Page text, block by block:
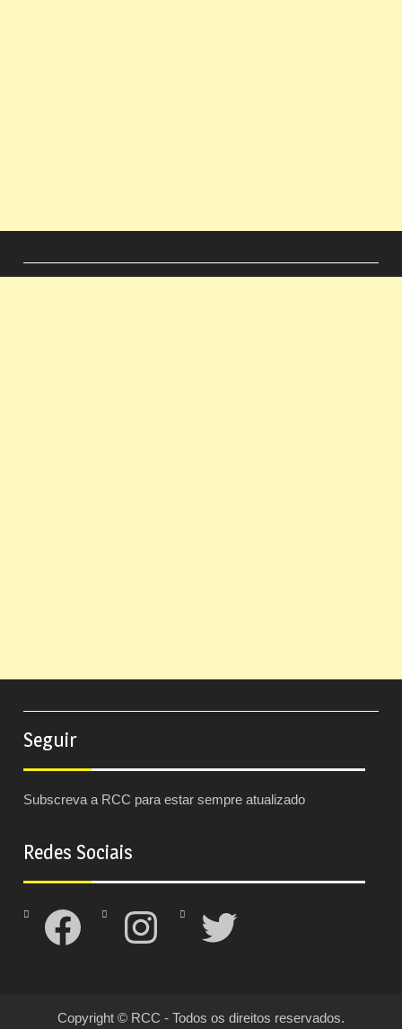
Seguir
Subscreva a RCC para estar sempre atualizado
Redes Sociais
Facebook Instagram Twitter
Copyright © RCC - Todos os direitos reservados.